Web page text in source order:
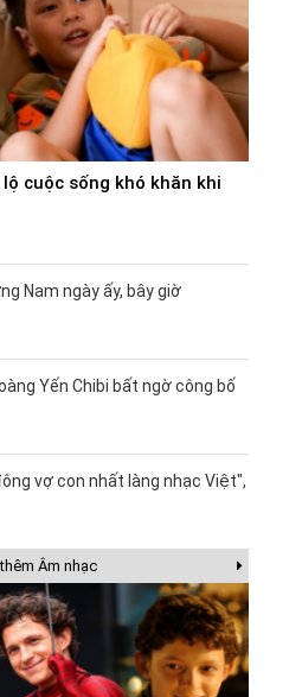
cuộc sống khó khăn khi
Nam ngày ấy, bây giờ
Yến Chibi bất ngờ công bố
vợ con nhất làng nhạc Việt",
Âm nhạc